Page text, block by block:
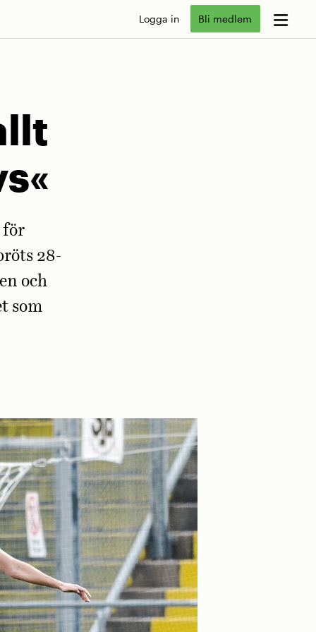
Logga in Bli medlem
för
28-
och
som